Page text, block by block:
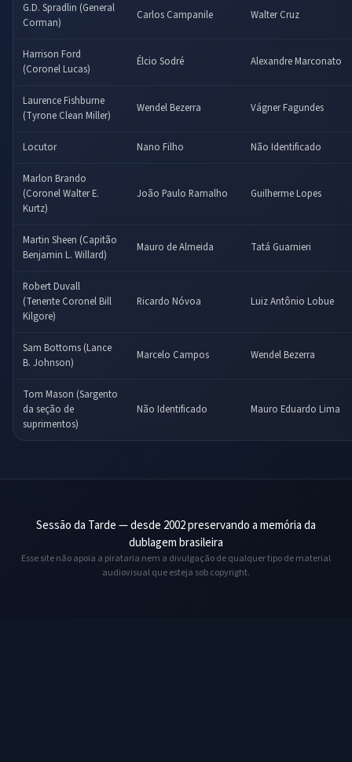
G.D. Spradlin (General
Corman)
Carlos Campanile Walter Cruz
Harrison Ford
(Coronel Lucas)
Élcio Sodré Alexandre Marconato
Laurence Fishburne
(Tyrone Clean Miller)
Wendel Bezerra Vágner Fagundes
Locutor Nano Filho Não Identificado
Marlon Brando
(Coronel Walter E.
Kurtz)
João Paulo Ramalho Guilherme Lopes
Martin Sheen (Capitão
Benjamin L. Willard)
Mauro de Almeida Tatá Guarnieri
Robert Duvall
(Tenente Coronel Bill
Kilgore)
Ricardo Nóvoa Luiz Antônio Lobue
Sam Bottoms (Lance
B. Johnson)
Marcelo Campos Wendel Bezerra
Tom Mason (Sargento
da seção de
suprimentos)
Não Identificado Mauro Eduardo Lima
Sessão da Tarde — desde 2002 preservando a memória da
dublagem brasileira
Esse site não apoia a pirataria nem a divulgação de qualquer tipo de material
audiovisual que esteja sob copyright.